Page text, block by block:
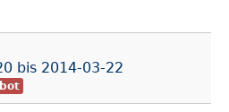
bis 2014-03-22